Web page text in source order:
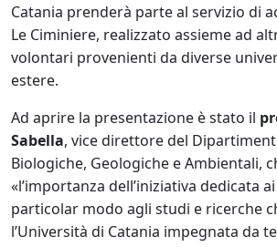
Catania prenderà parte al servizio di
Le Ciminiere, realizzato assieme ad
volontari provenienti da diverse
estere.
Ad aprire la presentazione è stato il
Sabella, vice direttore del
Biologiche, Geologiche e Ambientali,
«l’importanza dell’iniziativa dedicata
particolar modo agli studi e ricerche
l’Università di Catania impegnata da